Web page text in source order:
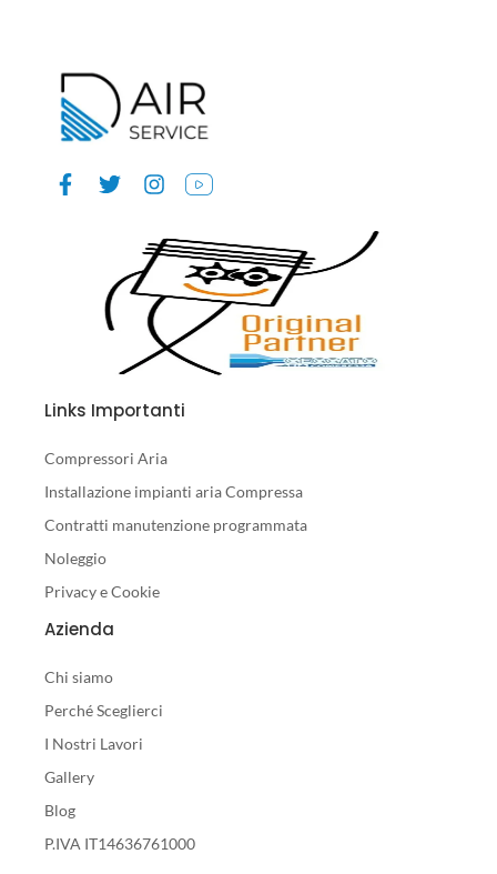
Links Importanti
Compressori Aria
Installazione impianti aria Compressa
Contratti manutenzione programmata
Noleggio
Privacy e Cookie
Azienda
Chi siamo
Perché Sceglierci
I Nostri Lavori
Gallery
Blog
P.IVA IT14636761000